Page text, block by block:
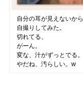
自分の耳が見えないから
自撮りしてみた。
切れてる、
がーん。
変な、汁がずっとでる。
やだね、汚らしい。w